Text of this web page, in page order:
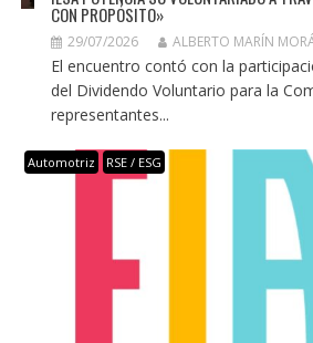
CON PROPÓSITO»
29/07/2026 ALBERTO MARÍN
El encuentro contó con la
del Dividendo Voluntario para la
representantes...
Automotriz RSE / ESG